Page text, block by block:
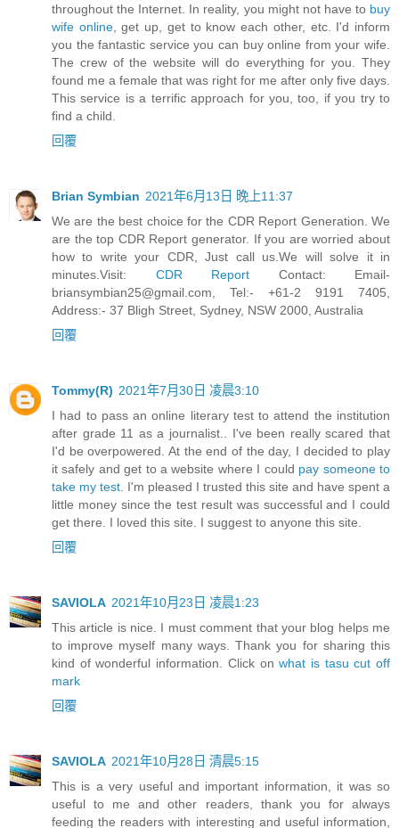
throughout the Internet. In reality, you might not have to buy
wife online, get up, get to know each other, etc. I'd inform
you the fantastic service you can buy online from your wife.
The crew of the website will do everything for you. They
found me a female that was right for me after only five days.
This service is a terrific approach for you, too, if you try to
find a child.
回覆
Brian Symbian 2021年6月13日 晚上11:37
We are the best choice for the CDR Report Generation. We
are the top CDR Report generator. If you are worried about
how to write your CDR, Just call us.We will solve it in
minutes.Visit: CDR Report Contact: Email-
briansymbian25@gmail.com , Tel:- +61-2 9191 7405,
Address:- 37 Bligh Street, Sydney, NSW 2000, Australia
回覆
Tommy(R) 2021年7月30日 凌晨3:10
I had to pass an online literary test to attend the institution
after grade 11 as a journalist.. I've been really scared that
I'd be overpowered. At the end of the day, I decided to play
it safely and get to a website where I could pay someone to
take my test . I'm pleased I trusted this site and have spent a
little money since the test result was successful and I could
get there. I loved this site. I suggest to anyone this site.
回覆
SAVIOLA 2021年10月23日 凌晨1:23
This article is nice. I must comment that your blog helps me
to improve myself many ways. Thank you for sharing this
kind of wonderful information. Click onwhat is tasu cut off
mark
回覆
SAVIOLA 2021年10月28日 清晨5:15
This is a very useful and important information, it was so
useful to me and other readers, thank you for always
feeding the readers with interesting and useful information,